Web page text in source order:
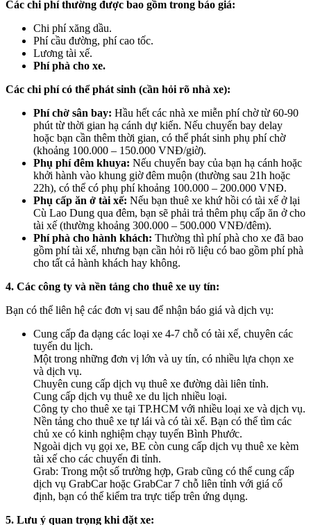
Các chi phí thường được bao gồm trong báo giá:
Chi phí xăng dầu.
Phí cầu đường, phí cao tốc.
Lương tài xế.
Phí phà cho xe.
Các chi phí có thể phát sinh (cần hỏi rõ nhà xe):
Phí chờ sân bay: Hầu hết các nhà xe miễn phí chờ từ 60-90
phút từ thời gian hạ cánh dự kiến. Nếu chuyến bay delay
hoặc bạn cần thêm thời gian, có thể phát sinh phụ phí chờ
(khoảng 100.000 – 150.000 VNĐ/giờ).
Phụ phí đêm khuya: Nếu chuyến bay của bạn hạ cánh hoặc
khởi hành vào khung giờ đêm muộn (thường sau 21h hoặc
22h), có thể có phụ phí khoảng 100.000 – 200.000 VNĐ.
Phụ cấp ăn ở tài xế: Nếu bạn thuê xe khứ hồi có tài xế ở lại
Cù Lao Dung qua đêm, bạn sẽ phải trả thêm phụ cấp ăn ở cho
tài xế (thường khoảng 300.000 – 500.000 VNĐ/đêm).
Phí phà cho hành khách: Thường thì phí phà cho xe đã bao
gồm phí tài xế, nhưng bạn cần hỏi rõ liệu có bao gồm phí phà
cho tất cả hành khách hay không.
4. Các công ty và nền tảng cho thuê xe uy tín:
Bạn có thể liên hệ các đơn vị sau để nhận báo giá và dịch vụ:
Cung cấp đa dạng các loại xe 4-7 chỗ có tài xế, chuyên các
tuyến du lịch.
Một trong những đơn vị lớn và uy tín, có nhiều lựa chọn xe
và dịch vụ.
Chuyên cung cấp dịch vụ thuê xe đường dài liên tỉnh.
Cung cấp dịch vụ thuê xe du lịch nhiều loại.
Công ty cho thuê xe tại TP.HCM với nhiều loại xe và dịch vụ.
Nền tảng cho thuê xe tự lái và có tài xế. Bạn có thể tìm các
chủ xe có kinh nghiệm chạy tuyến Bình Phước.
Ngoài dịch vụ gọi xe, BE còn cung cấp dịch vụ thuê xe kèm
tài xế cho các chuyến đi tỉnh.
Grab: Trong một số trường hợp, Grab cũng có thể cung cấp
dịch vụ GrabCar hoặc GrabCar 7 chỗ liên tỉnh với giá cố
định, bạn có thể kiểm tra trực tiếp trên ứng dụng.
5. Lưu ý quan trọng khi đặt xe: